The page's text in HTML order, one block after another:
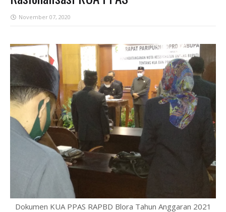
November 07, 2020
Dokumen KUA PPAS RAPBD Blora Tahun Anggaran 2021